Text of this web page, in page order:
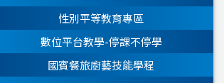
性別平等教育專區
數位平台教學-停課不停學
國賓餐旅廚藝技能學程